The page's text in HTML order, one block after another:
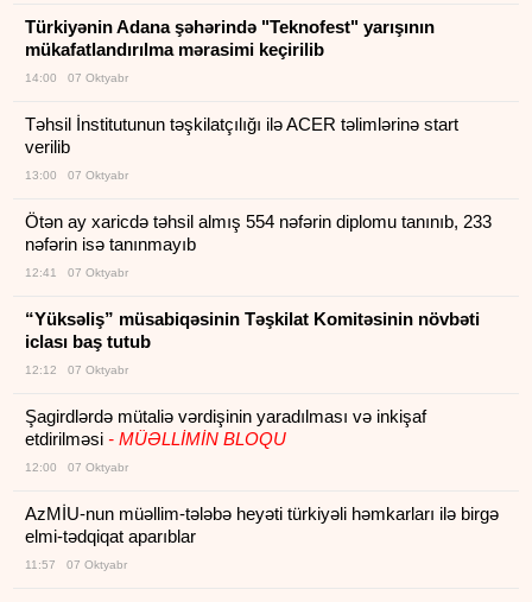
Türkiyənin Adana şəhərində "Teknofest" yarışının
mükafatlandırılma mərasimi keçirilib
14:00 07 Oktyabr
Təhsil İnstitutunun təşkilatçılığı ilə ACER təlimlərinə start
verilib
13:00 07 Oktyabr
Ötən ay xaricdə təhsil almış 554 nəfərin diplomu tanınıb, 233
nəfərin isə tanınmayıb
12:41 07 Oktyabr
“Yüksəliş” müsabiqəsinin Təşkilat Komitəsinin növbəti
iclası baş tutub
12:12 07 Oktyabr
Şagirdlərdə mütaliə vərdişinin yaradılması və inkişaf
etdirilməsi- MÜƏLLİMİN BLOQU
12:00 07 Oktyabr
AzMİU-nun müəllim-tələbə heyəti türkiyəli həmkarları ilə birgə
elmi-tədqiqat aparıblar
11:57 07 Oktyabr